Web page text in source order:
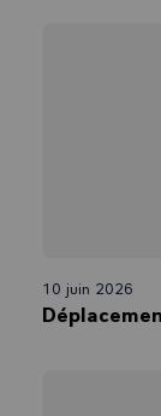
10 juin 2026